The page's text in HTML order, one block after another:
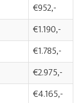
€952,-
€1.190,-
€1.785,-
€2.975,-
€4.165,-